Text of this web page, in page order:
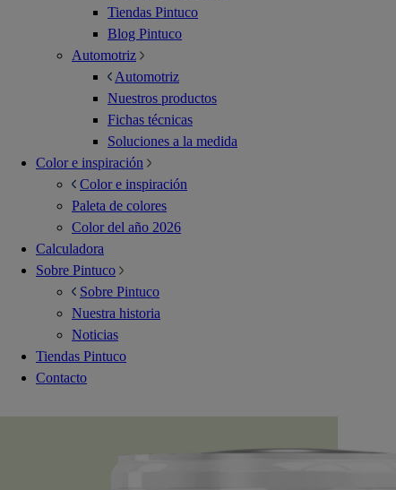
Tiendas Pintuco
Blog Pintuco
Automotriz
Automotriz
Nuestros productos
Fichas técnicas
Soluciones a la medida
Color e inspiración
Color e inspiración
Paleta de colores
Color del año 2026
Calculadora
Sobre Pintuco
Sobre Pintuco
Nuestra historia
Noticias
Tiendas Pintuco
Contacto